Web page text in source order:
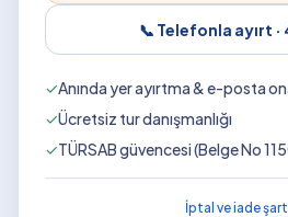
📞 Telefonla ayırt ·
✓Anında yer ayırtma & e-posta
✓Ücretsiz tur danışmanlığı
✓TÜRSAB güvencesi (Belge No
İptal ve iade